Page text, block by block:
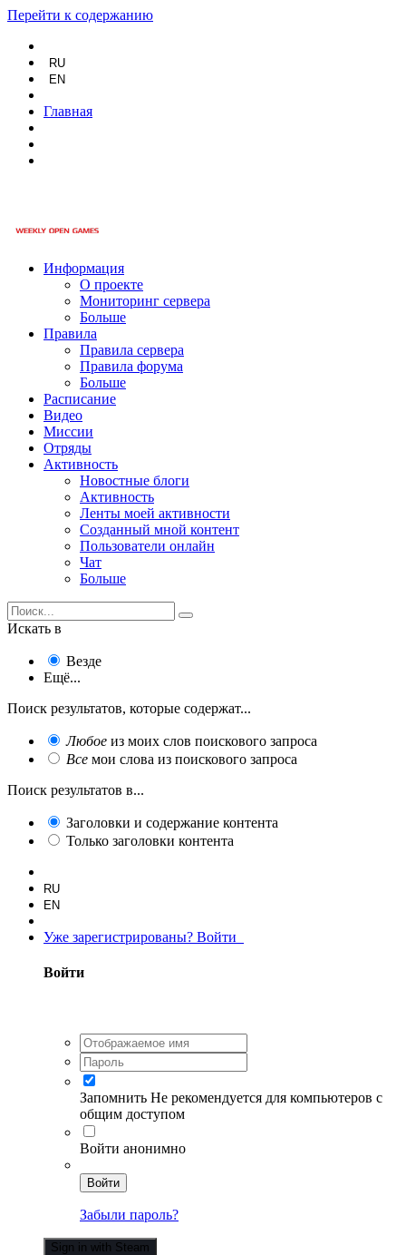
Перейти к содержанию
RU
EN
Главная
Информация
О проекте
Мониторинг сервера
Больше
Правила
Правила сервера
Правила форума
Больше
Расписание
Видео
Миссии
Отряды
Активность
Новостные блоги
Активность
Ленты моей активности
Созданный мной контент
Пользователи онлайн
Чат
Больше
Искать в
Везде
Ещё...
Поиск результатов, которые содержат...
Любое из моих слов поискового запроса
Все мои слова из поискового запроса
Поиск результатов в...
Заголовки и содержание контента
Только заголовки контента
RU
EN
Уже зарегистрированы? Войти
Войти
Запомнить Не рекомендуется для компьютеров с
общим доступом
Войти анонимно
Войти
Забыли пароль?
Sign in with Steam